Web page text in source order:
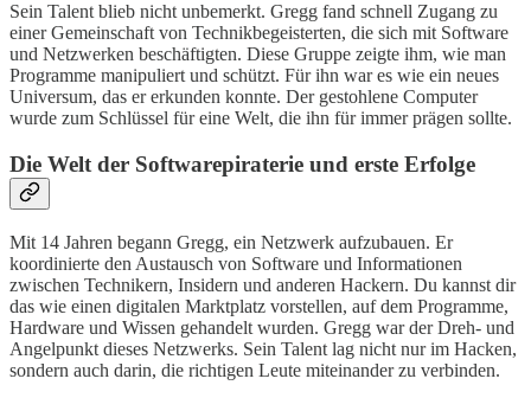
Sein Talent blieb nicht unbemerkt. Gregg fand schnell Zugang zu
einer Gemeinschaft von Technikbegeisterten, die sich mit Software
und Netzwerken beschäftigten. Diese Gruppe zeigte ihm, wie man
Programme manipuliert und schützt. Für ihn war es wie ein neues
Universum, das er erkunden konnte. Der gestohlene Computer
wurde zum Schlüssel für eine Welt, die ihn für immer prägen sollte.
Die Welt der Softwarepiraterie und erste Erfolge
Mit 14 Jahren begann Gregg, ein Netzwerk aufzubauen. Er
koordinierte den Austausch von Software und Informationen
zwischen Technikern, Insidern und anderen Hackern. Du kannst dir
das wie einen digitalen Marktplatz vorstellen, auf dem Programme,
Hardware und Wissen gehandelt wurden. Gregg war der Dreh- und
Angelpunkt dieses Netzwerks. Sein Talent lag nicht nur im Hacken,
sondern auch darin, die richtigen Leute miteinander zu verbinden.